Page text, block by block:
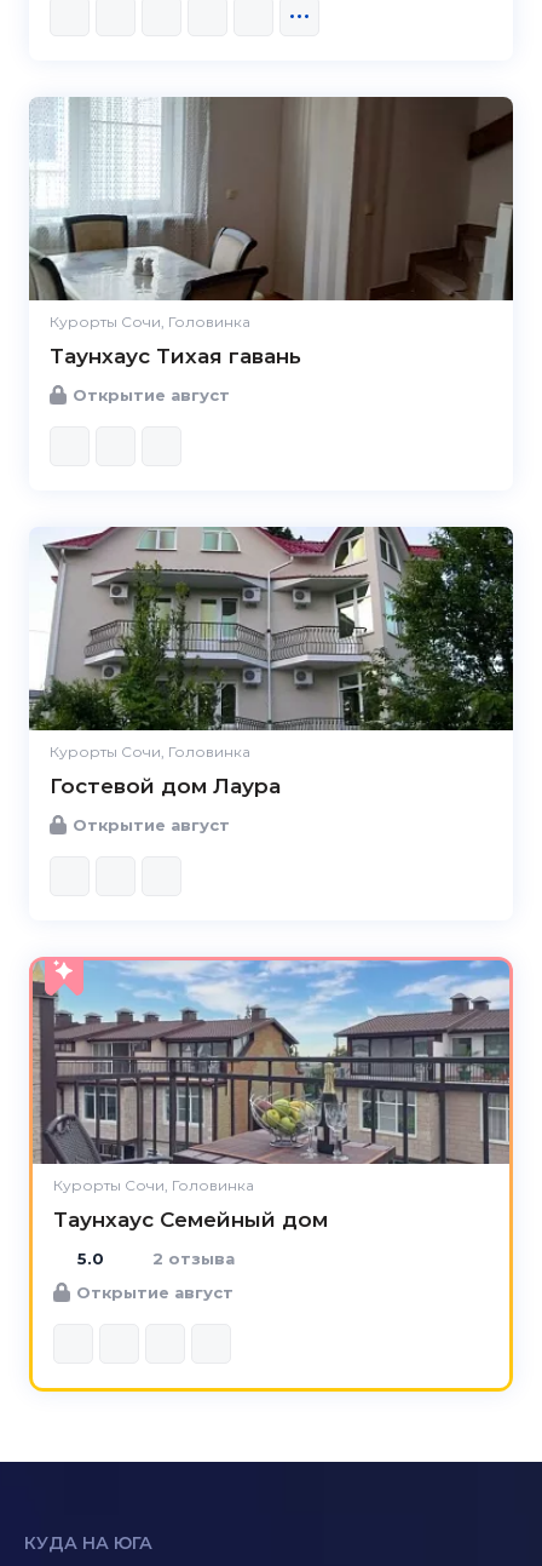
Курорты Сочи, Головинка
Таунхаус Тихая гавань
Открытие август
Курорты Сочи, Головинка
Гостевой дом Лаура
Открытие август
Курорты Сочи, Головинка
Таунхаус Семейный дом
5.0
5.0
2 отзыва
Открытие август
КУДА НА ЮГА